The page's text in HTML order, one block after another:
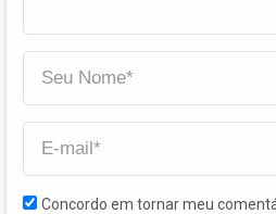
Concordo em tornar meu